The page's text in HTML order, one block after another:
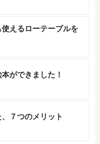
えるローテーブルを
ができました！
７つのメリット